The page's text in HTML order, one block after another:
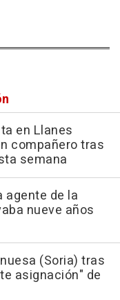
en Llanes
compañero tras
semana
agente de la
nueve años
(Soria) tras
asignación" de